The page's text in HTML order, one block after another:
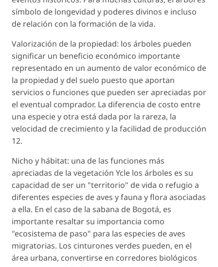
símbolo de longevidad y poderes divinos e incluso
de relación con la formación de la vida.
Valorización de la propiedad: los árboles pueden
significar un beneficio económico importante
representado en un aumento de valor económico de
la propiedad y del suelo puesto que aportan
servicios o funciones que pueden ser apreciadas por
el eventual comprador. La diferencia de costo entre
una especie y otra está dada por la rareza, la
velocidad de crecimiento y la facilidad de producción
12.
Nicho y hábitat: una de las funciones más
apreciadas de la vegetación Ycle los árboles es su
capacidad de ser un "territorio" de vida o refugio a
diferentes especies de aves y fauna y flora asociadas
a ella. En el caso de la sabana de Bogotá, es
importante resaltar su importancia como
"ecosistema de paso" para las especies de aves
migratorias. Los cinturones verdes pueden, en el
área urbana, convertirse en corredores biológicos